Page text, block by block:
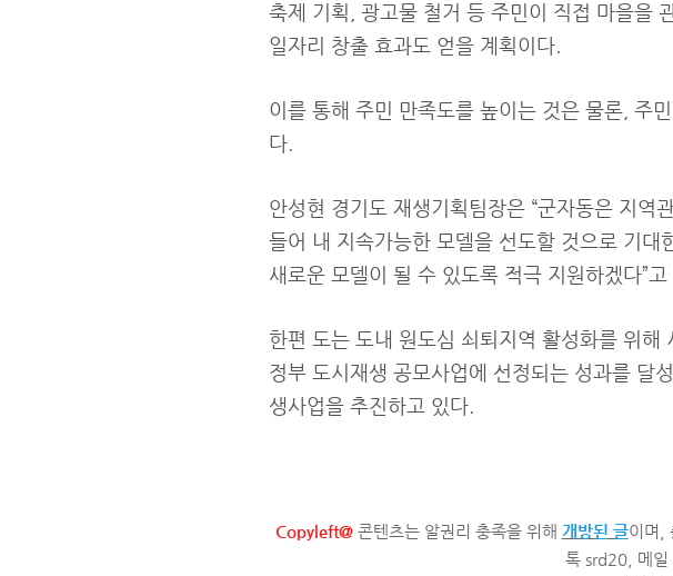
축제 기획, 광고물 철거 등 주민이 직접 마을을
일자리 창출 효과도 얻을 계획이다.
이를 통해 주민 만족도를 높이는 것은 물론, 주
다.
안성현 경기도 재생기획팀장은 “군자동은 지역
들어 내 지속가능한 모델을 선도할 것으로 기대
새로운 모델이 될 수 있도록 적극 지원하겠다”고
한편 도는 도내 원도심 쇠퇴지역 활성화를 위
정부 도시재생 공모사업에 선정되는 성과를 달
생사업을 추진하고 있다.
Copyleft@콘텐츠는 알권리 충족을 위해 개방된 글이며,
톡 srd20, 메일